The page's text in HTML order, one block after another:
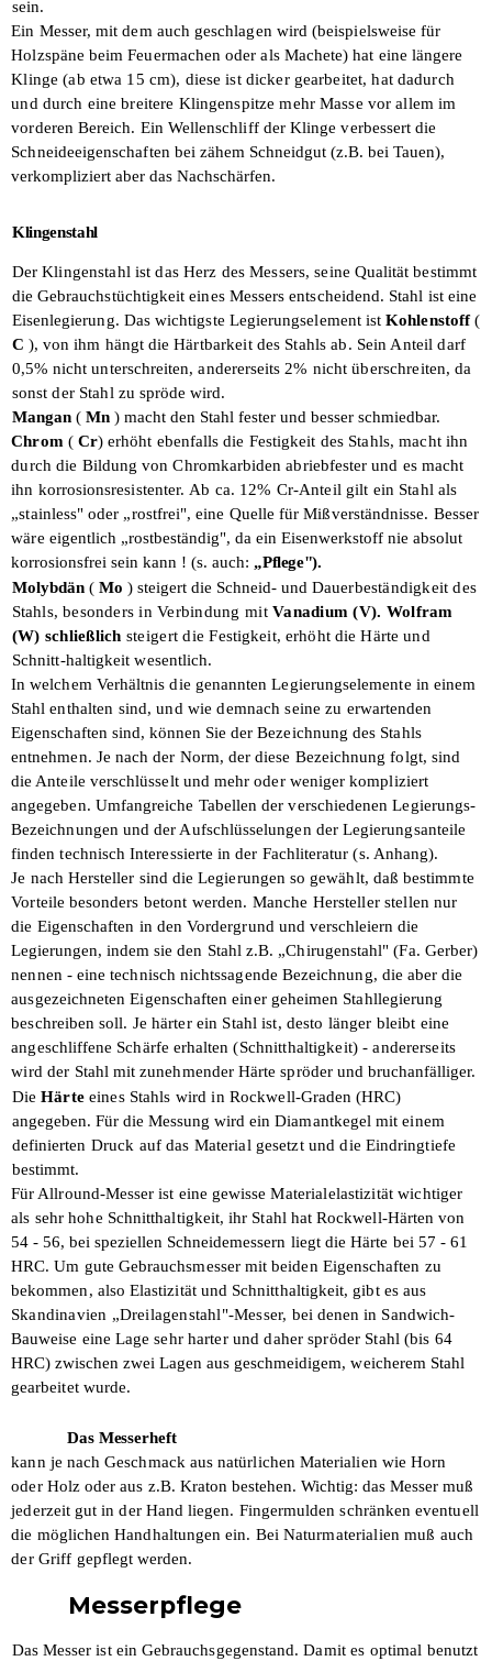
sein.
Ein Messer, mit dem auch geschlagen wird (beispielsweise für
Holzspäne beim Feuer­machen oder als Machete) hat eine längere
Klinge (ab etwa 15 cm), diese ist dicker gearbeitet, hat dadurch
und durch eine breitere Klingenspitze mehr Masse vorallem im
vorderen Bereich. Ein Wellenschliff der Klinge verbessert die
Schneideeigenschaften bei zähem Schneidgut (z.B. bei Tauen),
verkompliziert aber das Nachschärfen.
Klingenstahl
Der Klingenstahl ist das Herz des Messers,seine Qualität bestimmt
die Gebrauchs­tüchtigkeit eines Messers entscheidend. Stahl ist eine
Eisenlegierung. Das wichtigste Legierungselement istKohlenstoff(
C ), von ihm hängt dieHärtbarkeit des Stahls ab. Sein Anteil darf
0,5% nicht unterschreiten, andererseits 2% nicht überschreiten, da
sonst der Stahl zuspröde wird.
Mangan ( Mn ) macht den Stahl fester und besser schmiedbar.
Chrom ( Cr) erhöht ebenfalls die Festig­keit des Stahls, macht ihn
durch die Bildung von Chromkarbiden abriebfester und es macht
ihn korrosionsresistenter.Ab ca. 12% Cr-Anteil gilt ein Stahl als
„stainless" oder „rostfrei", eine Quelle für Mißverständnisse. Besser
wäre eigentlich „rostbeständig", da ein Eisenwerkstoff nie absolut
korrosionsfrei sein kann ! (s. auch: „Pflege").
Molybdän ( Mo ) steigert die Schneid- und Dauerbeständigkeit des
Stahls, besondersin Verbindung mitVanadium (V). Wolfram
(W) schließlich steigert dieFestigkeit, erhöht die Härte und
Schnitt-haltigkeit wesentlich.
In welchem Verhältnis die genannten Legierungselemente in einem
Stahl ent­halten sind, und wie demnach seine zu erwartenden
Eigenschaften sind, können Sie der Bezeichnung des Stahls
entnehmen. Je nach der Norm, der diese Bezeichnung folgt, sind
die Anteile verschlüsselt und mehr oder weniger kompliziert
angegeben. Umfangreiche Tabellen der verschiedenen Legierungs-
Bezeichnungen und der Aufschlüsselungen der Legierungsanteile
finden technisch Interessierte in der Fach­literatur (s. Anhang).
Je nach Hersteller sind die Legierungen so gewählt, daß bestimmte
Vorteile besonders betont werden. Manche Hersteller stellennur
die Eigenschaften in den Vordergrund und verschleiern die
Legierungen, indem sieden Stahl z.B. „Chirugenstahl" (Fa. Gerber)
nennen - eine technisch nichtssagende Be­zeichnung, die aber die
ausgezeichneten Eigenschaften einer geheimen Stahl­legierung
beschreiben soll. Je härter ein Stahl ist, desto länger bleibt eine
angeschliffene Schärfe erhalten(Schnitthaltigkeit) - andererseits
wird der Stahl mit zunehmender Härte spröder undbruchanfälliger.
DieHärteeines Stahls wird in Rockwell-Graden (HRC)
angegeben. Für die Messung wird ein Diamantkegel mit einem
definier­ten Druck auf das Material gesetzt und die Eindringtiefe
bestimmt.
Für Allround-Messer ist eine gewisseMaterialelastizität wichtiger
als sehr hohe Schnitthaltigkeit, ihr Stahl hat Rockwell-Härten von
54 - 56, bei speziellen Schneide­messern liegt die Härte bei 57 - 61
HRC. Um gute Gebrauchsmesser mit beiden Eigenschaften zu
bekommen, also Elasti­zität und Schnitthaltigkeit, gibt es aus
Skandinavien „Dreilagenstahl"-Messer, bei denen in Sandwich-
Bauweise eine Lagesehr harter und daher spröder Stahl (bis 64
HRC) zwischen zwei Lagen aus geschmei­digem, weicherem Stahl
gearbeitet wurde.
Das Messerheft
kann je nach Geschmack aus natürlichen Materialien wie Horn
oder Holz oder aus z.B. Kraton bestehen. Wichtig: das Messer muß
jederzeit gut in der Hand liegen. Fingermulden schränken eventuell
die möglichen Handhaltungen ein. Bei Naturmaterialien muß auch
der Griff gepflegt werden.
Messerpflege
Das Messer ist ein Gebrauchsgegenstand.Damit es optimal benutzt